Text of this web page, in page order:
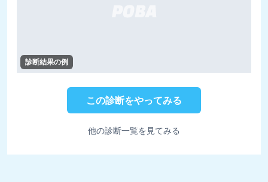
診断結果の例
この診断をやってみる
他の診断一覧を見てみる